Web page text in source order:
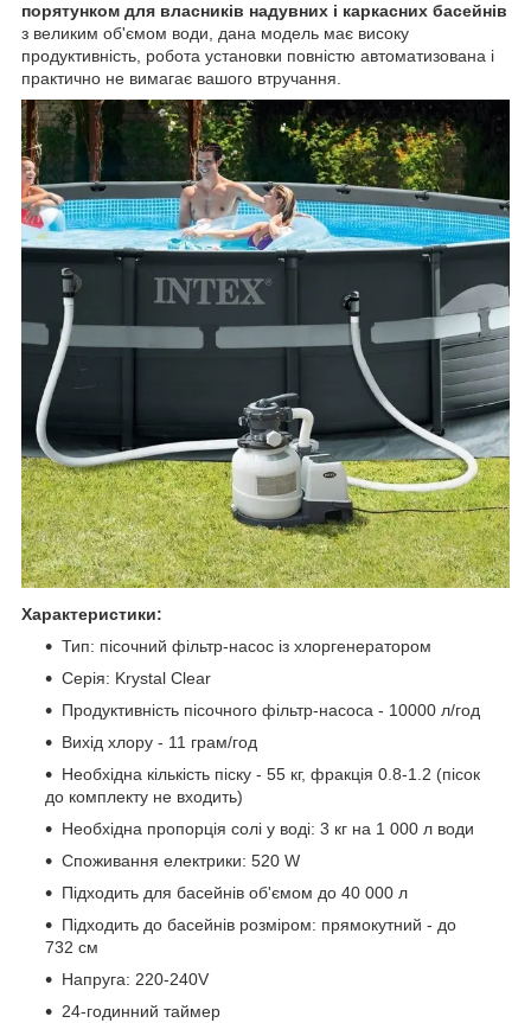
порятунком для власників надувних і каркасних басейнів
з великим об'ємом води, дана модель має високу
продуктивність, робота установки повністю автоматизована і
практично не вимагає вашого втручання.
Характеристики:
Тип: пісочний фільтр-насос із хлоргенератором
Серія: Krystal Clear
Продуктивність пісочного фільтр-насоса - 10000 л/год
Вихід хлору - 11 грам/год
Необхідна кількість піску - 55 кг, фракція 0.8-1.2 (пісок
до комплекту не входить)
Необхідна пропорція солі у воді: 3 кг на 1 000 л води
Споживання електрики: 520 W
Підходить для басейнів об'ємом до 40 000 л
Підходить до басейнів розміром: прямокутний - до
732 см
Напруга: 220-240V
24-годинний таймер